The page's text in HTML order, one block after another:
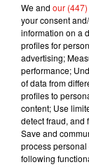
We and our
your consent
information on a
profiles for
advertising;
performance;
of data from
profiles to
content; Use
detect fraud, and
Save and
process
following